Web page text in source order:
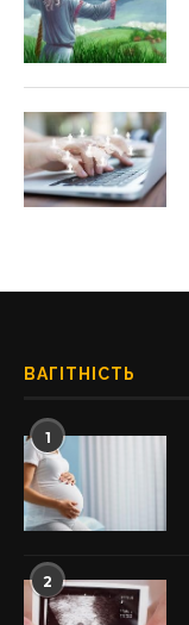
ВАГІТНІСТЬ
1
2